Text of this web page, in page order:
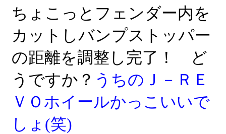
ちょこっとフェンダー内を
カットしバンプストッパー
の距離を調整し完了！ ど
うですか？ うちのＪ－ＲＥ
ＶＯホイールかっこいいで
しょ(笑)